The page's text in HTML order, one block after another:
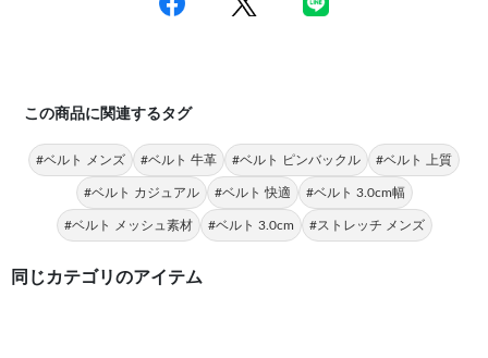
この商品に関連するタグ
#ベルト メンズ #ベルト 牛革 #ベルト ピンバックル #ベルト 上質
#ベルト カジュアル #ベルト 快適 #ベルト 3.0cm幅
#ベルト メッシュ素材 #ベルト 3.0cm #ストレッチ メンズ
同じカテゴリのアイテム